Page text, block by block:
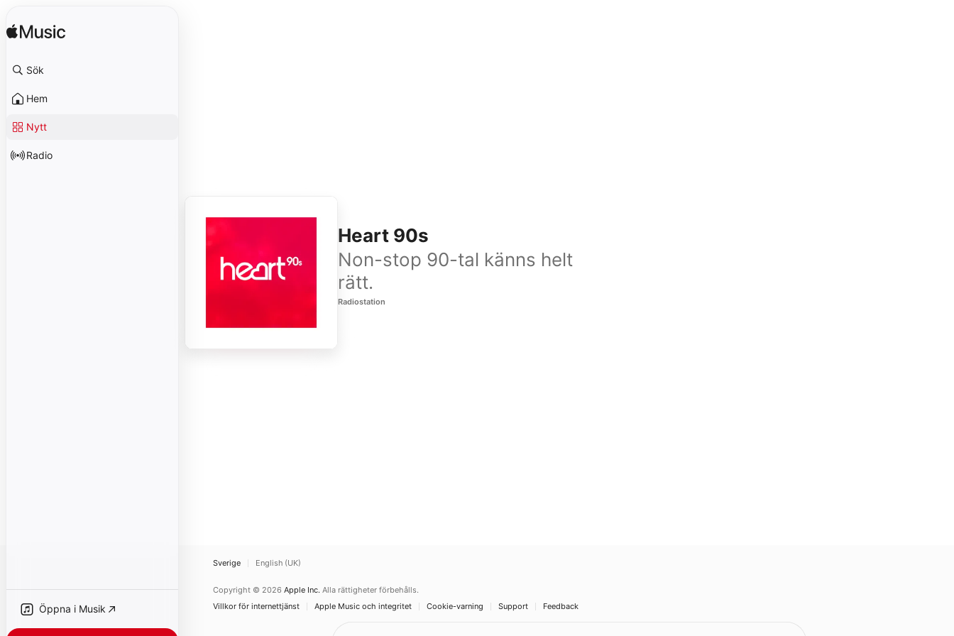
Sök
Hem
Nytt
Radio
Öppna i Musik
Heart 90s
Non-stop 90-tal känns helt
rätt.
Radiostation
Sverige English (UK)
Copyright © 2026 Apple Inc. Alla rättigheter förbehålls.
Villkor för internettjänst
Apple Music och integritet Cookie-varning Support Feedback